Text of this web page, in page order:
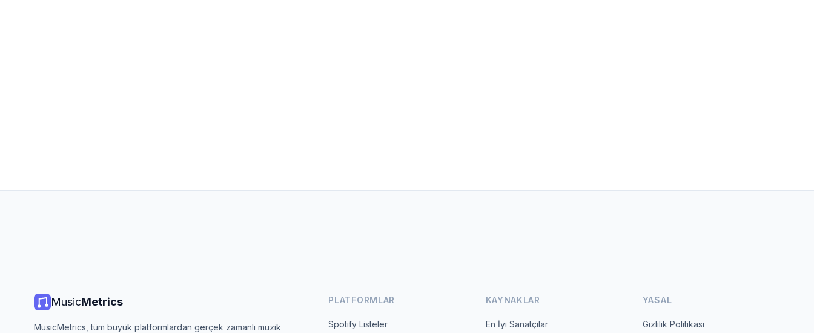
MusicMetrics
MusicMetrics, tüm büyük platformlardan gerçek zamanlı müzik
PLATFORMLAR
Spotify Listeler
KAYNAKLAR
En İyi Sanatçılar
YASAL
Gizlilik Politikası